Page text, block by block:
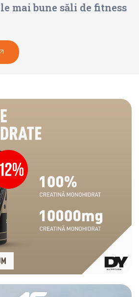
mai bune săli de fitness